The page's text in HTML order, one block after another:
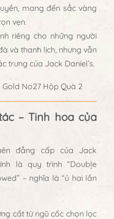
, mang đến sắc vàng
vẹn.
riêng cho những người
và thanh lịch , nhưng vẫn
trưng của Jack Daniel’s.
– Tinh hoa của
đẳng cấp của Jack
là quy trình “Double
– nghĩa là “ủ hai lần
cất từ ngũ cốc chọn lọc